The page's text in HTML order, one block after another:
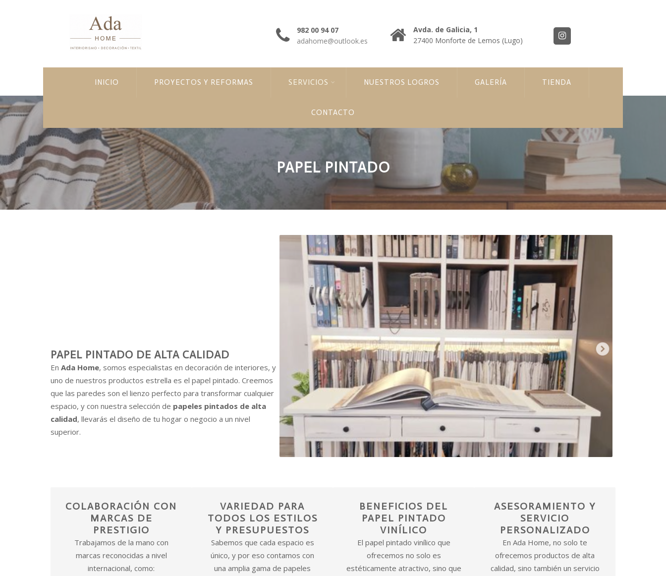
982 00 94 07
adahome@outlook.es
Avda. de Galicia, 1
27400 Monforte de Lemos (Lugo)
INICIO PROYECTOS Y REFORMAS SERVICIOS NUESTROS LOGROS GALERÍA TIENDA
CONTACTO
PAPEL PINTADO
PAPEL PINTADO DE ALTA CALIDAD
En Ada Home, somos especialistas en decoración de interiores, y
uno de nuestros productos estrella es el papel pintado. Creemos
que las paredes son el lienzo perfecto para transformar cualquier
espacio, y con nuestra selección de papeles pintados de alta
calidad, llevarás el diseño de tu hogar o negocio a un nivel
superior.
COLABORACIÓN CON
MARCAS DE
PRESTIGIO
Trabajamos de la mano con
marcas reconocidas a nivel
internacional, como:
VARIEDAD PARA
TODOS LOS ESTILOS
Y PRESUPUESTOS
Sabemos que cada espacio es
único, y por eso contamos con
una amplia gama de papeles
BENEFICIOS DEL
PAPEL PINTADO
VINÍLICO
El papel pintado vinílico que
ofrecemos no solo es
estéticamente atractivo, sino que
ASESORAMIENTO Y
SERVICIO
PERSONALIZADO
En Ada Home, no solo te
ofrecemos productos de alta
calidad, sino también un servicio